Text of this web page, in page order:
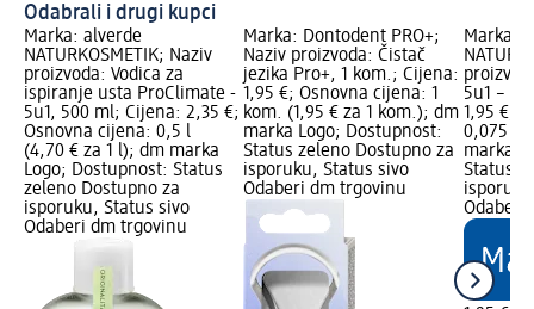
Odabrali i drugi kupci
Marka: alverde
NATURKOSMETIK; Naziv
proizvoda: Vodica za
ispiranje usta ProClimate -
5u1, 500 ml; Cijena: 2,35 €;
Osnovna cijena: 0,5 l
(4,70 € za 1 l); dm marka
Logo; Dostupnost: Status
zeleno Dostupno za
isporuku, Status sivo
Odaberi dm trgovinu
Marka: Dontodent PRO+;
Naziv proizvoda: Čistač
jezika Pro+, 1 kom.; Cijena:
1,95 €; Osnovna cijena: 1
kom. (1,95 € za 1 kom.); dm
marka Logo; Dostupnost:
Status zeleno Dostupno za
isporuku, Status sivo
Odaberi dm trgovinu
Marka:
5u1 –
1,95 €;
0,075 l
marka
Status
Odaberi